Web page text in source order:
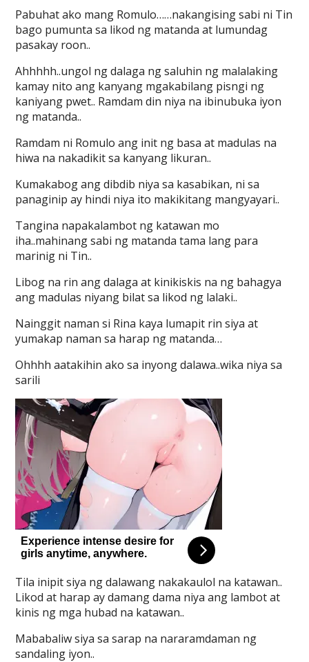
Pabuhat ako mang Romulo……nakangising sabi ni Tin
bago pumunta sa likod ng matanda at lumundag
pasakay roon..
Ahhhhh..ungol ng dalaga ng saluhin ng malalaking
kamay nito ang kanyang mgakabilang pisngi ng
kaniyang pwet.. Ramdam din niya na ibinubuka iyon
ng matanda..
Ramdam ni Romulo ang init ng basa at madulas na
hiwa na nakadikit sa kanyang likuran..
Kumakabog ang dibdib niya sa kasabikan, ni sa
panaginip ay hindi niya ito makikitang mangyayari..
Tangina napakalambot ng katawan mo
iha..mahinang sabi ng matanda tama lang para
marinig ni Tin..
Libog na rin ang dalaga at kinikiskis na ng bahagya
ang madulas niyang bilat sa likod ng lalaki..
Nainggit naman si Rina kaya lumapit rin siya at
yumakap naman sa harap ng matanda…
Ohhhh aatakihin ako sa inyong dalawa..wika niya sa
sarili
Tila inipit siya ng dalawang nakakaulol na katawan..
Likod at harap ay damang dama niya ang lambot at
kinis ng mga hubad na katawan..
Mababaliw siya sa sarap na nararamdaman ng
sandaling iyon..